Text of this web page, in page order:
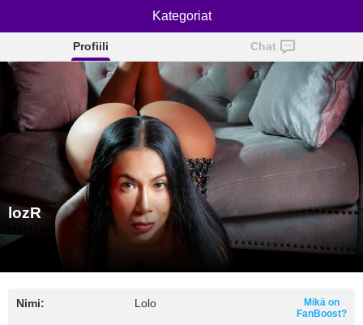
lozR
Profiili Chat
lozR
Nimi: Lolo
Mikä on
FanBoost?
Kategoriat